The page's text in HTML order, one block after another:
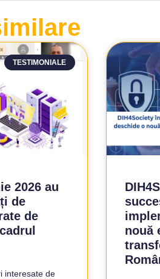
TESTIMONIALE
2026 au
de
de
interesate de
nouă